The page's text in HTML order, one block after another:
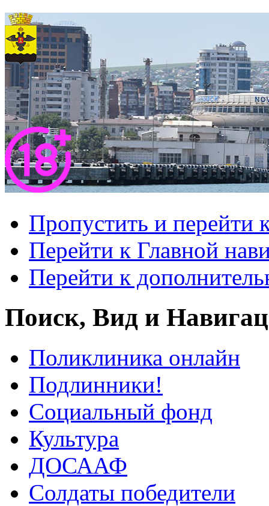
Пропустить и перейти
Перейти к Главной
Перейти к
Поиск, Вид и
Поликлиника онлайн
Подлинники!
Социальный фонд
Культура
ДОСААФ
Солдаты победители